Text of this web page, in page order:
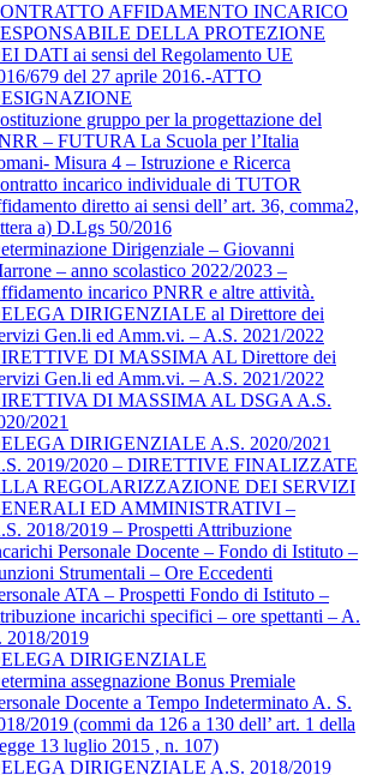
AFFIDAMENTO INCARICO
DELLA PROTEZIONE
DATI ai sensi del Regolamento UE
679 del 27 aprile 2016.-ATTO
gruppo per la progettazione del
– FUTURA La Scuola per l’Italia
Misura 4 – Istruzione e Ricerca
incarico individuale di TUTOR
diretto ai sensi dell’ art. 36, comma2,
a) D.Lgs 50/2016
Dirigenziale – Giovanni
– anno scolastico 2022/2023 –
incarico PNRR e altre attività.
DIRIGENZIALE al Direttore dei
Gen.li ed Amm.vi. – A.S. 2021/2022
DI MASSIMA AL Direttore dei
Gen.li ed Amm.vi. – A.S. 2021/2022
DI MASSIMA AL DSGA A.S.
2021
DIRIGENZIALE A.S. 2020/2021
2019/2020 – DIRETTIVE FINALIZZATE
REGOLARIZZAZIONE DEI SERVIZI
ED AMMINISTRATIVI –
2018/2019 – Prospetti Attribuzione
Personale Docente – Fondo di Istituto –
Strumentali – Ore Eccedenti
ATA – Prospetti Fondo di Istituto –
incarichi specifici – ore spettanti – A.
2018/2019
DIRIGENZIALE
assegnazione Bonus Premiale
Docente a Tempo Indeterminato A. S.
2019 (commi da 126 a 130 dell’ art. 1 della
13 luglio 2015 , n. 107)
DIRIGENZIALE A.S. 2018/2019